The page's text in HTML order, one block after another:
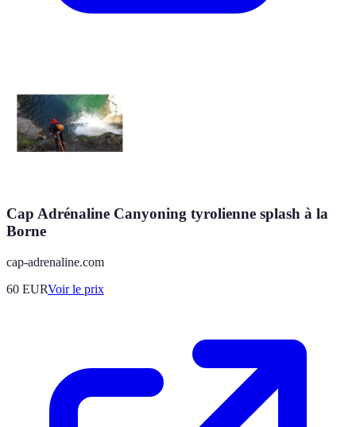
Cap Adrénaline Canyoning tyrolienne splash à la
Borne
cap-adrenaline.com
60 EURVoir le prix